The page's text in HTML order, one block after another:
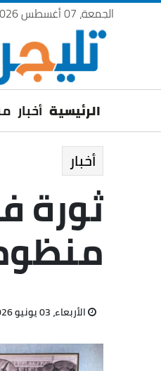
الجمعة، 07 أغسطس 2026
الرئيسية أخبار
أخبار
ثورة
الأربعاء، 03 يونيو 2026 07:04 م